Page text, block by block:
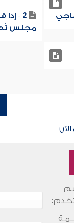
2 -
مجلس